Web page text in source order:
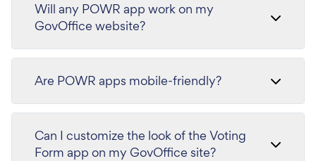
Will any POWR app work on my
GovOffice website?
Are POWR apps mobile-friendly?
Can I customize the look of the Voting
Form app on my GovOffice site?